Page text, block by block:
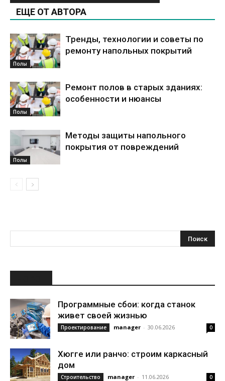
ЕЩЕ ОТ АВТОРА
Полы
Тренды, технологии и советы по
ремонту напольных покрытий
Полы
Ремонт полов в старых зданиях:
особенности и нюансы
Полы
Методы защиты напольного
покрытия от повреждений
Программные сбои: когда станок
живет своей жизнью
Проектирование manager - 30.06.2026 0
Хюгге или ранчо: строим каркасный
дом
Строительство manager - 11.06.2026 0